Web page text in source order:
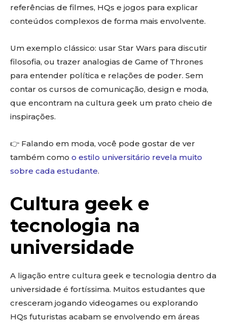
referências de filmes, HQs e jogos para explicar
conteúdos complexos de forma mais envolvente.
Um exemplo clássico: usar Star Wars para discutir
filosofia, ou trazer analogias de Game of Thrones
para entender política e relações de poder. Sem
contar os cursos de comunicação, design e moda,
que encontram na cultura geek um prato cheio de
inspirações.
👉 Falando em moda, você pode gostar de ver
também como o estilo universitário revela muito
sobre cada estudante.
Cultura geek e
tecnologia na
universidade
A ligação entre cultura geek e tecnologia dentro da
universidade é fortíssima. Muitos estudantes que
cresceram jogando videogames ou explorando
HQs futuristas acabam se envolvendo em áreas